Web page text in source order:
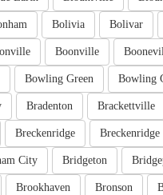
Bolivar
Bolivia
Boonville
Bowling
Bowling Green
Brackettville
Bradenton
Breckenridge
Breckenridge
Bridgeton
City
Bronson
Brookhaven